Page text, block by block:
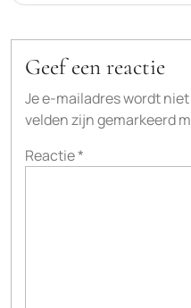
Geef een reactie
Je e-mailadres wordt
velden zijn gemarkeerd
Reactie*